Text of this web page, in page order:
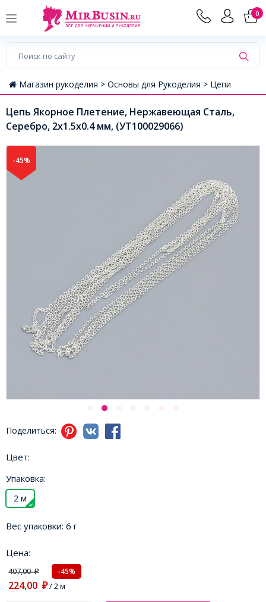
0
Магазин рукоделия > Основы для Рукоделия > Цепи
Цепь Якорное Плетение, Нержавеющая Сталь,
Серебро, 2x1.5x0.4 мм, (УТ100029066)
-45%
Поделиться:
Цвет:
Упаковка:
2 м
Вес упаковки: 6 г
Цена:
407,00₽ -45%
224,00 ₽/ 2 м